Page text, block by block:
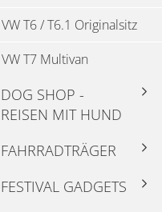
VW T6 / T6.1 Originalsitz
VW T7 Multivan
DOG SHOP -
REISEN MIT HUND
FAHRRADTRÄGER
FESTIVAL GADGETS